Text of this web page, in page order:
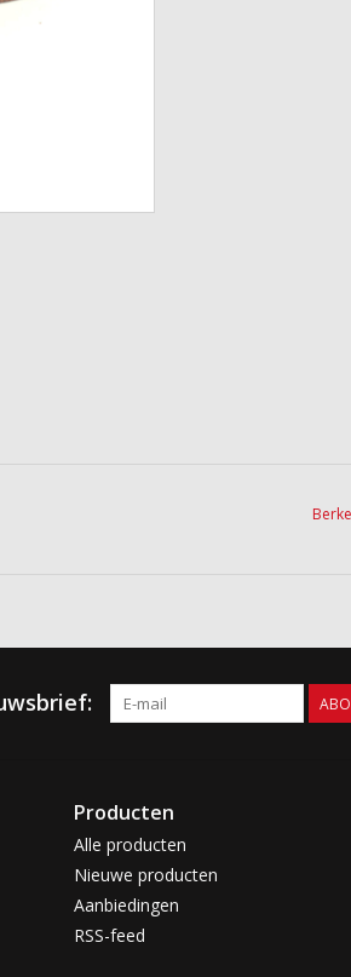
Producten
Alle producten
Nieuwe producten
Aanbiedingen
RSS-feed